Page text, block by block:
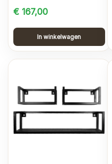
€ 167,00
In winkelwagen